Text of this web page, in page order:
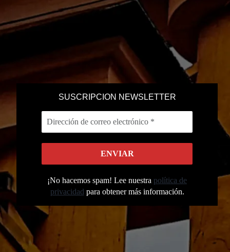
SUSCRIPCION NEWSLETTER
¡No hacemos spam! Lee nuestra política de
privacidad para obtener más información.